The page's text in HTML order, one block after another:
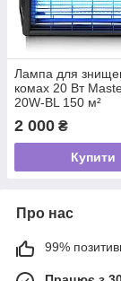
Лампа для
комах 20 Вт
20W-BL 150 м²
2 000 ₴
Купити
Про нас
99%